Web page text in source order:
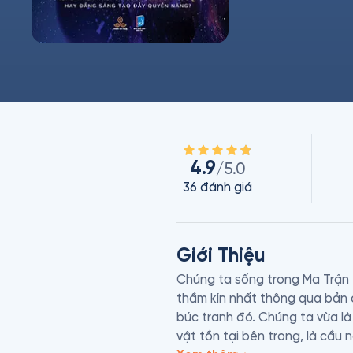
4.9/5.0
36 đánh giá
Giới Thiệu
Chúng ta sống trong Ma
thầm kín nhất thông qua bản
bức tranh đó. Chúng ta vừa
vật tồn tại bên trong, là cầu